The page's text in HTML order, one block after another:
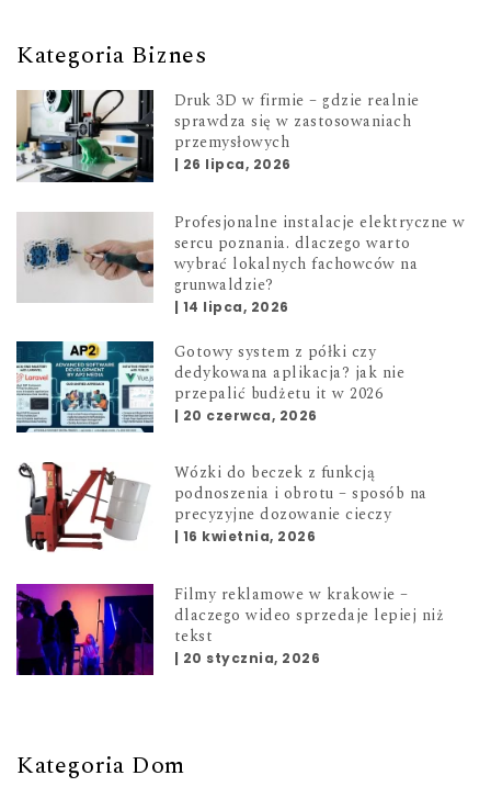
Kategoria Biznes
Druk 3D w firmie – gdzie realnie
sprawdza się w zastosowaniach
przemysłowych
| 26 lipca, 2026
Profesjonalne instalacje elektryczne w
sercu poznania. dlaczego warto
wybrać lokalnych fachowców na
grunwaldzie?
| 14 lipca, 2026
Gotowy system z półki czy
dedykowana aplikacja? jak nie
przepalić budżetu it w 2026
| 20 czerwca, 2026
Wózki do beczek z funkcją
podnoszenia i obrotu – sposób na
precyzyjne dozowanie cieczy
| 16 kwietnia, 2026
Filmy reklamowe w krakowie –
dlaczego wideo sprzedaje lepiej niż
tekst
| 20 stycznia, 2026
Kategoria Dom